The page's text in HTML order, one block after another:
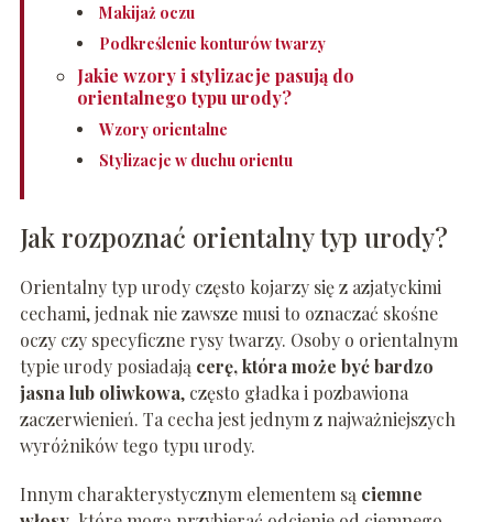
Makijaż oczu
Podkreślenie konturów twarzy
Jakie wzory i stylizacje pasują do
orientalnego typu urody?
Wzory orientalne
Stylizacje w duchu orientu
Jak rozpoznać orientalny typ urody?
Orientalny typ urody często kojarzy się z azjatyckimi
cechami, jednak nie zawsze musi to oznaczać skośne
oczy czy specyficzne rysy twarzy. Osoby o orientalnym
typie urody posiadają cerę, która może być bardzo
jasna lub oliwkowa, często gładka i pozbawiona
zaczerwienień. Ta cecha jest jednym z najważniejszych
wyróżników tego typu urody.
Innym charakterystycznym elementem są ciemne